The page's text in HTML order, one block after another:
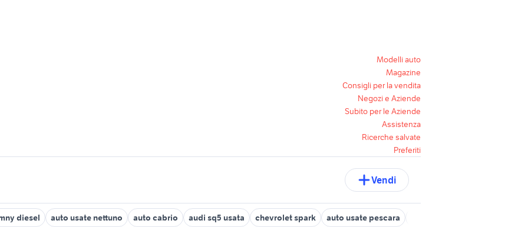
Modelli auto
Magazine
Consigli per la vendita
Negozi e Aziende
Subito per le Aziende
Assistenza
Ricerche salvate
Preferiti
Vendi
diesel auto usate nettuno auto cabrio audi sq5 usata chevrolet spark auto usate pescara